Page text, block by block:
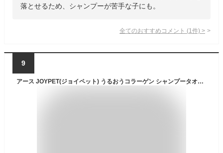
落とせるため、シャンプーが苦手な子にも。
全てのおすすめコメント (1 件) >
9
アース JOYPET(ジョイペット) うるおうコラーゲン シャンプータオル 猫用 25枚入